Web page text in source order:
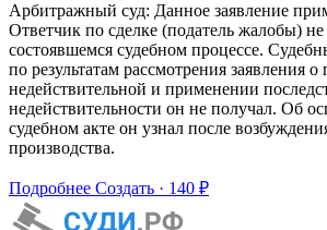
Арбитражный суд: Данное заявление
Ответчик по сделке (податель жалобы)
состоявшемся судебном процессе.
по результатам рассмотрения заявления
недействительной и применении
недействительности он не получал. Об
судебном акте он узнал после
производства.
Подробнее Создать · 140 ₽